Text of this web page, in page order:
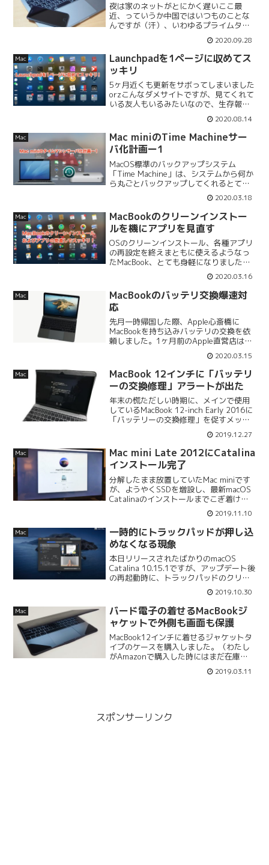
夜は家のネットがとにかく遅いここ最
近、っていうか中国ではいつものことな
んですが（汗）、いわゆるプライムタイ
ム、特に夜の8時くらいから家のネットが
めちゃくちゃ遅くなります。20時、21
時、22時など正時付近、あと○時30分な
ど定時刻に遅くなる...
2020.09.28
Mac
Launchpadを1ページに収めてス
ッキリ
5ヶ月近くも更新をサボってしまいました
orzこんなダメサイトですが、見てくれて
いる友人もいるみたいなので、生存報告
を兼ねて更新しようと思います。さて、
ネタはLaunchpadです。Launchpadを1
ページに収めると思いのほか快適だった...
2020.08.14
Mac
Mac miniのTime Machineサー
バ化計画ー1
MacOS標準のバックアップシステム
「Time Machine」は、システムから何か
ら丸ごとバックアップしてくれるとても
手軽な方法です。Time Machineサーバ機
能を使えばOTAでバックアップできる基
本的にはMacを外部ストレージに接...
2020.03.18
Mac
MacBookのクリーンインストー
ルを機にアプリを見直す
OSのクリーンインストール、各種アプリ
の再設定を終えまともに使えるようなっ
たMacBook、とても身軽になりました！
クリーンインストール前クリーンインス
トール後ディスクに余裕があるのはいい
ですね、心理的に。またいずれいっぱい
になるんでしょう...
2020.03.16
Mac
MacBookのバッテリ交換爆速対
応
先月一時帰国した際、Apple心斎橋に
MacBookを持ち込みバッテリの交換を依
頼しました。1ヶ月前のApple直営店はま
だかなりの人で賑わっており、まさかの
休業に追い込まれるとは当時の誰も想像
していなかったでしょう。さて今回も
Appleの...
2020.03.15
Mac
MacBook 12インチに「バッテリ
ーの交換修理」アラートが出た
年末の慌ただしい時期に、メインで使用
しているMacBook 12-inch Early 2016に
「バッテリーの交換修理」を促すメッセ
ージが出てしまいました。2016年夏頃か
ら使い始めて3年と数ヶ月、バッテリーの
交換時期ってこんなに早いもん...
2019.12.27
Mac
Mac mini Late 2012にCatalina
インストール完了
分解したまま放置していたMac miniです
が、ようやくSSDを増設し、最新macOS
Catalinaのインストールまでこぎ着けま
した。事前にMacBookの方でCatalinaを
ダウンロードし、USBインストーラーを
作成していたので、M...
2019.11.10
Mac
一時的にトラックパッドが押し込
めなくなる現象
本日リリースされたばかりのmacOS
Catalina 10.15.1ですが、アップデート後
の再起動時に、トラックパッドのクリッ
クが一時的に押し込めなくなる現象が発
生しました。症状が発生したのは、
MacBook (Retina, 12-in...
2019.10.30
Mac
バード電子の着せるMacBookジ
ャケットで外側も画面も保護
MacBook12インチに着せるジャケットタ
イプのケースを購入しました。（わたし
がAmazonで購入した時にはまだ在庫が
あったのですが、残念ながら現在は在庫
切れになっています。バード電子のオン
2019.03.11
スポンサーリンク